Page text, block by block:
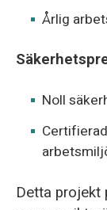
Årlig
Noll
Detta projekt